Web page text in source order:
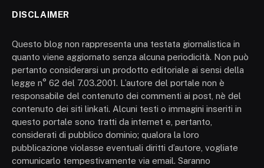
DISCLAIMER
Questo blog non rappresenta una testata giornalistica in
quanto viene aggiornato senza alcuna periodicità. Non può
pertanto considerarsi un prodotto editoriale ai sensi della
legge n° 62 del 7.03.2001. L’autore del portale non è
responsabile del contenuto dei commenti ai post, nè del
contenuto dei siti linkati. Alcuni testi o immagini inseriti in
questo portale sono tratti da internet e, pertanto,
considerati di pubblico dominio; qualora la loro
pubblicazione violasse eventuali diritti d’autore, vogliate
comunicarlo tempestivamente via email. Saranno